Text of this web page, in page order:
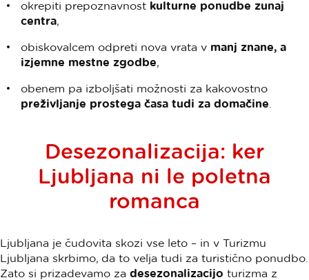
okrepiti prepoznavnost kulturne ponudbe zunaj
centra,
obiskovalcem odpreti nova vrata v manj znane, a
izjemne mestne zgodbe,
obenem pa izboljšati možnosti za kakovostno
preživljanje prostega časa tudi za domačine
Desezonalizacija: ker
Ljubljana ni le poletna
romanca
Ljubljana je čudovita skozi vse leto – in v Turizmu
Ljubljana skrbimo, da to velja tudi za turistično ponudbo.
Zato si prizadevamo za desezonalizacijo turizma z